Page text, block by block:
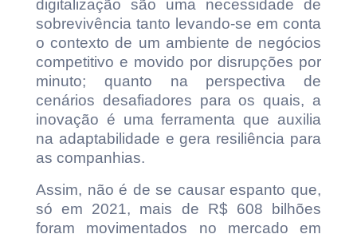
digitalização são uma necessidade de
sobrevivência tanto levando-se em conta
o contexto de um ambiente de negócios
competitivo e movido por disrupções por
minuto; quanto na perspectiva de
cenários desafiadores para os quais, a
inovação é uma ferramenta que auxilia
na adaptabilidade e gera resiliência para
as companhias.
Assim, não é de se causar espanto que,
só em 2021, mais de R$ 608 bilhões
foram movimentados no mercado em